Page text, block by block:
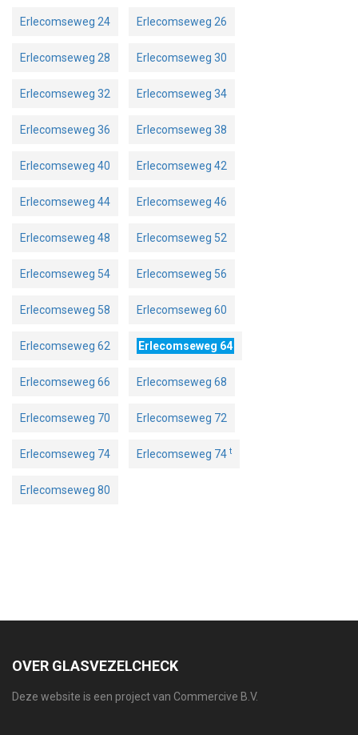
Erlecomseweg 24 Erlecomseweg 26
Erlecomseweg 28 Erlecomseweg 30
Erlecomseweg 32 Erlecomseweg 34
Erlecomseweg 36 Erlecomseweg 38
Erlecomseweg 40 Erlecomseweg 42
Erlecomseweg 44 Erlecomseweg 46
Erlecomseweg 48 Erlecomseweg 52
Erlecomseweg 54 Erlecomseweg 56
Erlecomseweg 58 Erlecomseweg 60
Erlecomseweg 62 Erlecomseweg 64
Erlecomseweg 66 Erlecomseweg 68
Erlecomseweg 70 Erlecomseweg 72
Erlecomseweg 74 Erlecomseweg 74 t
Erlecomseweg 80
OVER GLASVEZELCHECK
Deze website is een project van Commercive B.V.